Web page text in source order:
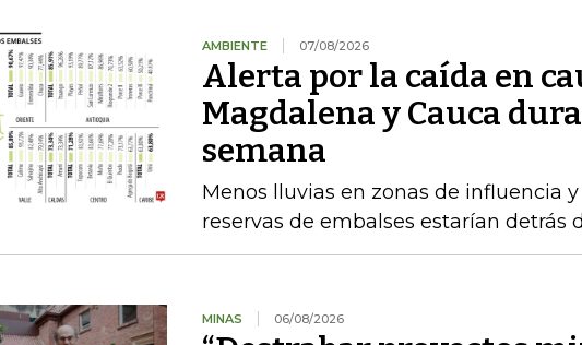
AMBIENTE 07/08/2026
Alerta por la caída en
Magdalena y Cauca
semana
Menos lluvias en zonas de influencia
reservas de embalses estarían detrás
MINAS 06/08/2026